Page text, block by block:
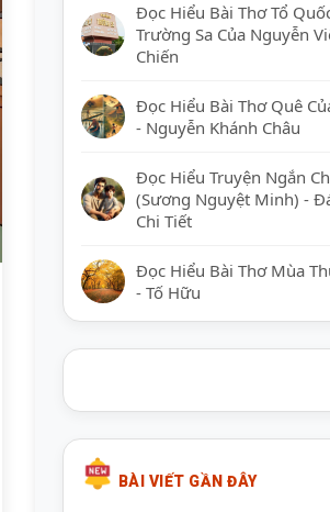
Đọc Hiểu Bài Thơ Tổ
Trường Sa Của Nguyễn
Chiến
Đọc Hiểu Bài Thơ Quê
- Nguyễn Khánh Châu
Đọc Hiểu Truyện Ngắn
(Sương Nguyệt Minh) -
Chi Tiết
Đọc Hiểu Bài Thơ Mùa
- Tố Hữu
BÀI VIẾT GẦN ĐÂY